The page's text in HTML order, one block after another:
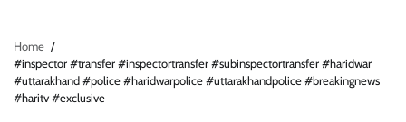
Home
#inspector #transfer #inspectortransfer #subinspectortransfer #haridwar
#uttarakhand #police #haridwarpolice #uttarakhandpolice #breakingnews
#haritv #exclusive